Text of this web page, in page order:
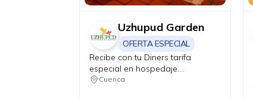
Uzhupud Garden
OFERTA ESPECIAL
Recibe con tu Diners tarifa
especial en hospedaje.
Habitación matrimonial o doble,
Cuenca